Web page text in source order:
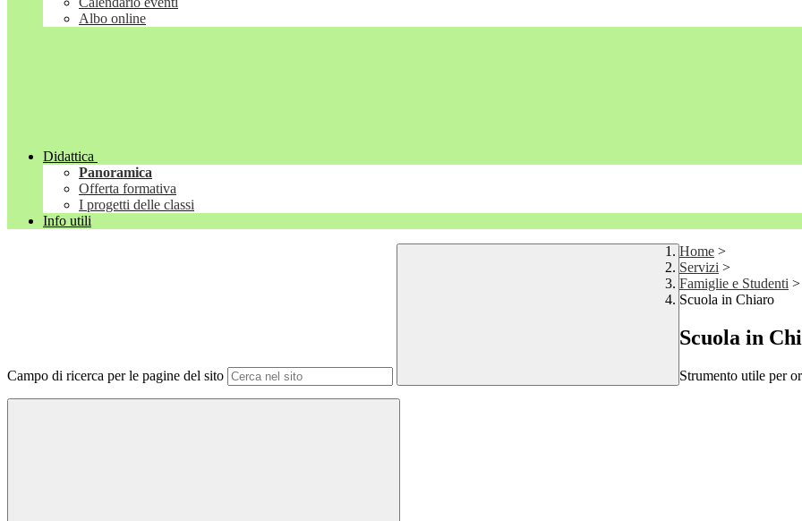
Albo online
Didattica
Panoramica
Offerta formativa
I progetti delle classi
Info utili
Campo di ricerca per le pagine del sito
Home >
Servizi >
Famiglie e Studenti >
Scuola in Chiaro
Scuola in
Strumento utile per